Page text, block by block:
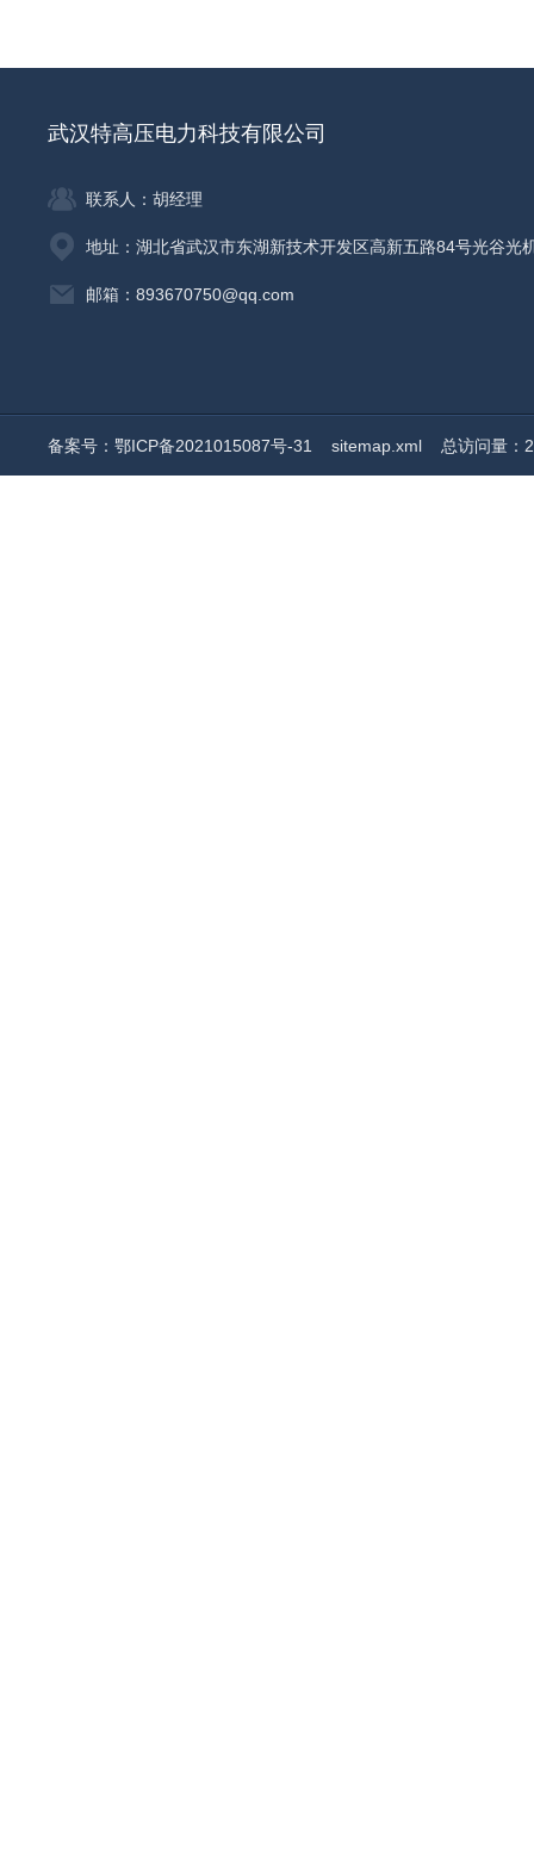
武汉特高压电力科技有限公司
联系人：胡经理
地址：湖北省武汉市东湖新技术开发区高新五路84号光谷光
邮箱：893670750@qq.com
备案号：鄂ICP备2021015087号-31 sitemap.xml 总访问量：